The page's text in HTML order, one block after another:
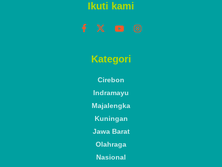
Ikuti kami
Kategori
Cirebon
Indramayu
Majalengka
Kuningan
Jawa Barat
Olahraga
Nasional